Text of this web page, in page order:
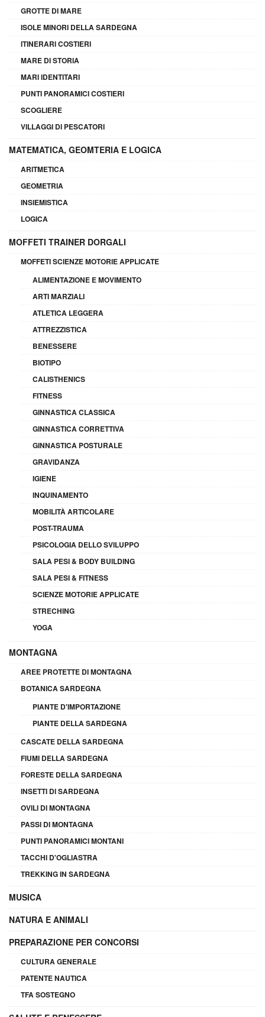
GROTTE DI MARE
ISOLE MINORI DELLA SARDEGNA
ITINERARI COSTIERI
MARE DI STORIA
MARI IDENTITARI
PUNTI PANORAMICI COSTIERI
SCOGLIERE
VILLAGGI DI PESCATORI
MATEMATICA, GEOMTERIA E LOGICA
ARITMETICA
GEOMETRIA
INSIEMISTICA
LOGICA
MOFFETI TRAINER DORGALI
MOFFETI SCIENZE MOTORIE APPLICATE
ALIMENTAZIONE E MOVIMENTO
ARTI MARZIALI
ATLETICA LEGGERA
ATTREZZISTICA
BENESSERE
BIOTIPO
CALISTHENICS
FITNESS
GINNASTICA CLASSICA
GINNASTICA CORRETTIVA
GINNASTICA POSTURALE
GRAVIDANZA
IGIENE
INQUINAMENTO
MOBILITÀ ARTICOLARE
POST-TRAUMA
PSICOLOGIA DELLO SVILUPPO
SALA PESI & BODY BUILDING
SALA PESI & FITNESS
SCIENZE MOTORIE APPLICATE
STRECHING
YOGA
MONTAGNA
AREE PROTETTE DI MONTAGNA
BOTANICA SARDEGNA
PIANTE D'IMPORTAZIONE
PIANTE DELLA SARDEGNA
CASCATE DELLA SARDEGNA
FIUMI DELLA SARDEGNA
FORESTE DELLA SARDEGNA
INSETTI DI SARDEGNA
OVILI DI MONTAGNA
PASSI DI MONTAGNA
PUNTI PANORAMICI MONTANI
TACCHI D'OGLIASTRA
TREKKING IN SARDEGNA
MUSICA
NATURA E ANIMALI
PREPARAZIONE PER CONCORSI
CULTURA GENERALE
PATENTE NAUTICA
TFA SOSTEGNO